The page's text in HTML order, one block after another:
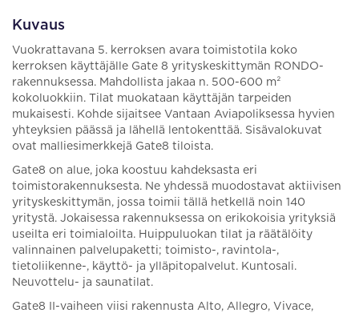
Kuvaus
Vuokrattavana 5. kerroksen avara toimistotila koko
kerroksen käyttäjälle Gate 8 yrityskeskittymän RONDO-
rakennuksessa. Mahdollista jakaa n. 500-600 m²
kokoluokkiin. Tilat muokataan käyttäjän tarpeiden
mukaisesti. Kohde sijaitsee Vantaan Aviapoliksessa hyvien
yhteyksien päässä ja lähellä lentokenttää. Sisävalokuvat
ovat malliesimerkkejä Gate8 tiloista.
Gate8 on alue, joka koostuu kahdeksasta eri
toimistorakennuksesta. Ne yhdessä muodostavat aktiivisen
yrityskeskittymän, jossa toimii tällä hetkellä noin 140
yritystä. Jokaisessa rakennuksessa on erikokoisia yrityksiä
useilta eri toimialoilta. Huippuluokan tilat ja räätälöity
valinnainen palvelupaketti; toimisto-, ravintola-,
tietoliikenne-, käyttö- ja ylläpitopalvelut. Kuntosali.
Neuvottelu- ja saunatilat.
Gate8 II-vaiheen viisi rakennusta Alto, Allegro, Vivace,